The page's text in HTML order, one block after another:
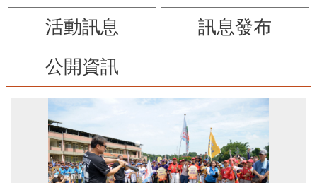
活動訊息
訊息發布
公開資訊